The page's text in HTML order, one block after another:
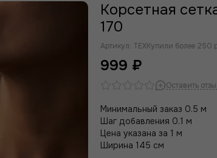
Корсетная
170
Артикул: TEXКупили более 250
999 ₽
Оставить
Минимальный заказ 0.5 м
Шаг добавления 0.1 м
Цена указана за 1 м
Ширина 145 см